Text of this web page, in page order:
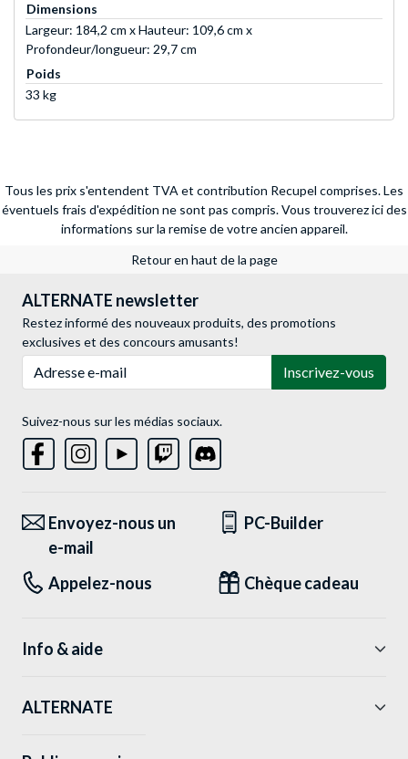
Dimensions
Largeur: 184,2 cm x Hauteur: 109,6 cm x
Profondeur/longueur: 29,7 cm
Poids
33 kg
Tous les prix s'entendent TVA et contribution Recupel comprises. Les
éventuels frais d'expédition ne sont pas compris. Vous trouverez ici des
informations sur la remise de votre ancien appareil.
Retour en haut de la page
ALTERNATE newsletter
Restez informé des nouveaux produits, des promotions
exclusives et des concours amusants!
Inscrivez-vous
Suivez-nous sur les médias sociaux.
Envoyez-nous un
e-mail
PC-Builder
Appelez-nous Chèque cadeau
Info & aide
ALTERNATE